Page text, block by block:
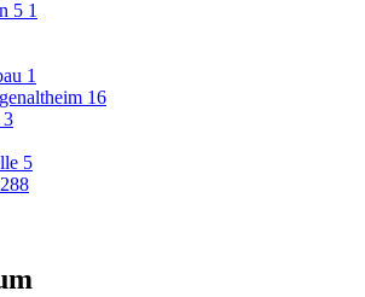
5 1
1
16
3
5
288